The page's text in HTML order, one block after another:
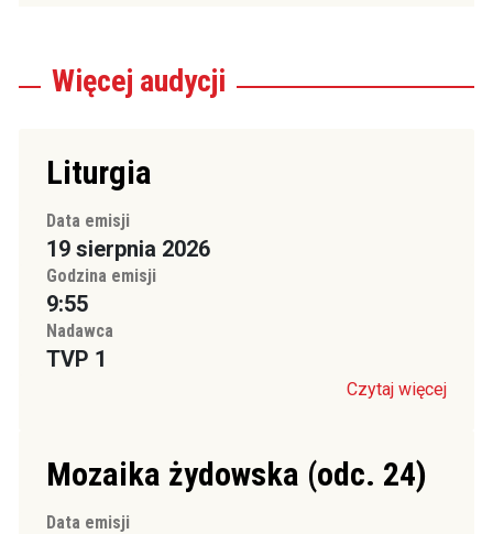
Więcej audycji
Liturgia
Data emisji
19 sierpnia 2026
Godzina emisji
9:55
Nadawca
TVP 1
Czytaj więcej
Mozaika żydowska (odc. 24)
Data emisji